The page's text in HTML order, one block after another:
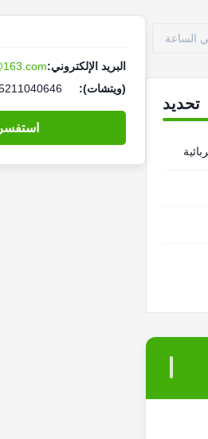
تحديد
البريد الإلكتروني:
(ويتشات):